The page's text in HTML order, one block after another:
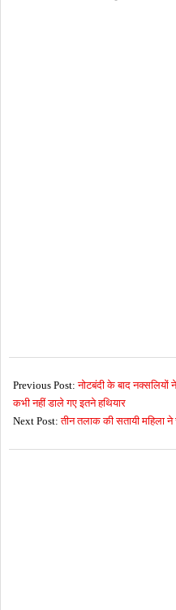
11-
30
Previous Post:नोटबंदी के बाद नक्सलियों
कभी नहीं डाले गए इतने हथियार
Next Post:तीन तलाक की सतायी महिला